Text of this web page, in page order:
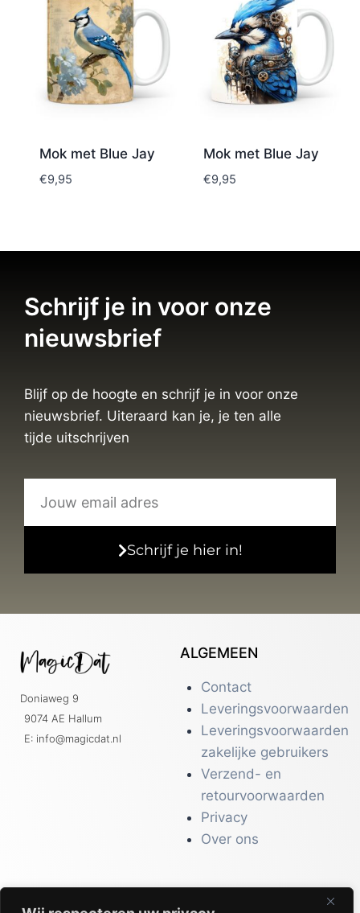
Mok met Blue Jay
€9,95
Mok met Blue Jay
€9,95
Schrijf je in voor onze
nieuwsbrief
Blijf op de hoogte en schrijf je in voor onze
nieuwsbrief. Uiteraard kan je, je ten alle
tijde uitschrijven
Schrijf je hier in!
Doniaweg 9
9074 AE Hallum
E: info@magicdat.nl
ALGEMEEN
Contact
Leveringsvoorwaarden
Leveringsvoorwaarden
zakelijke gebruikers
Verzend- en
retourvoorwaarden
Privacy
Over ons